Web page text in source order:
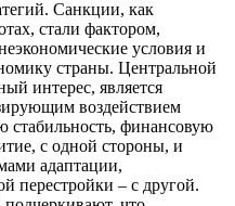
Санкции, как
стали фактором,
условия и
страны. Центральной
интерес, является
воздействием
стабильность, финансовую
с одной стороны, и
адаптации,
перестройки – с другой.